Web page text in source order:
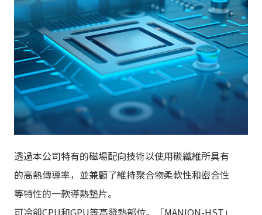
透過本公司特有的磁場配向技術以使用碳纖維所具有
的高熱傳導率，並兼顧了維持聚合物柔軟性和密合性
等特性的一款導熱墊片。
可冷卻CPU和GPU等高發熱部位。「MANION-HST」